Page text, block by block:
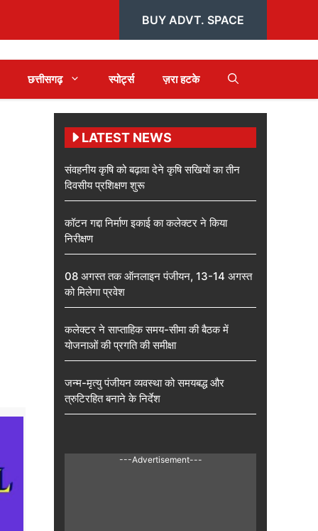
BUY ADVT. SPACE
छत्तीसगढ़ स्पोर्ट्स ज़रा हटके
LATEST NEWS
संवहनीय कृषि को बढ़ावा देने कृषि सखियों का तीन
दिवसीय प्रशिक्षण शुरू
कॉटन गद्दा निर्माण इकाई का कलेक्टर ने किया
निरीक्षण
08 अगस्त तक ऑनलाइन पंजीयन, 13-14 अगस्त
को मिलेगा प्रवेश
कलेक्टर ने साप्ताहिक समय-सीमा की बैठक में
योजनाओं की प्रगति की समीक्षा
जन्म-मृत्यु पंजीयन व्यवस्था को समयबद्ध और
त्रुटिरहित बनाने के निर्देश
---Advertisement---